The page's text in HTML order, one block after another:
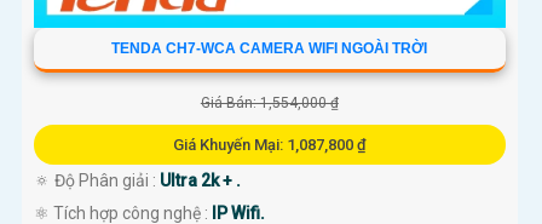
TENDA CH7-WCA CAMERA WIFI NGOÀI TRỜI
Giá Bán: 1,554,000 ₫
Giá Khuyến Mại: 1,087,800 ₫
🔅 Độ Phân giải : Ultra 2k + .
⚛️ Tích hợp công nghệ : IP Wifi.